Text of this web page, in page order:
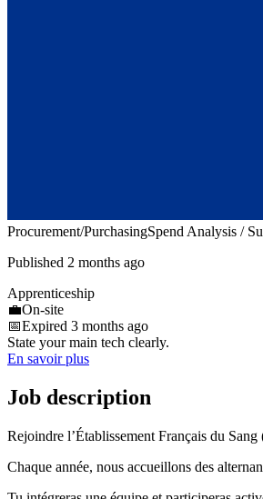
Procurement/PurchasingSpend Analysis /
Published 2 months ago
Apprenticeship
💼On-site
📅Expired 3 months ago
State your main tech clearly.
En savoir plus
Job description
Rejoindre l’Établissement Français du
Chaque année, nous accueillons des